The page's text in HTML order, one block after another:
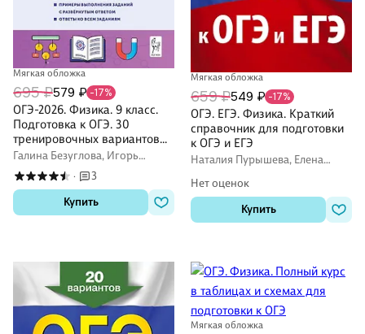
Мягкая обложка
695 ₽579 ₽ -17%
ОГЭ-2026. Физика. 9 класс.
Подготовка к ОГЭ. 30
тренировочных вариантов
по демоверсии 2026 года
Галина Безуглова, Игорь
Джужук, Лев Монастырский
·
3
Купить
Мягкая обложка
659 ₽549 ₽ -17%
ОГЭ. ЕГЭ. Физика. Краткий
справочник для подготовки
к ОГЭ и ЕГЭ
Наталия Пурышева, Елена
Нет оценок
Купить
Мягкая обложка